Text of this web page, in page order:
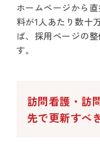
ホームページから
料が1人あたり数十
ば、採用ページの
す。
訪問看護・訪
先で更新すべ